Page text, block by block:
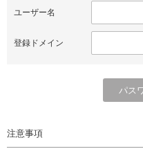
ユーザー名
登録ドメイン
注意事項